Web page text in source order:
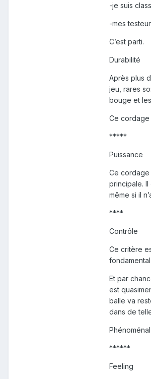
-je suis
-mes
C’est parti.
Durabilité
Après plus
jeu, rares
bouge et
Ce cordage
*****
Puissance
Ce cordage
principale.
même si il
****
Contrôle
Ce critère
Et par
est
balle va
dans de
Phénoménal
******
Feeling